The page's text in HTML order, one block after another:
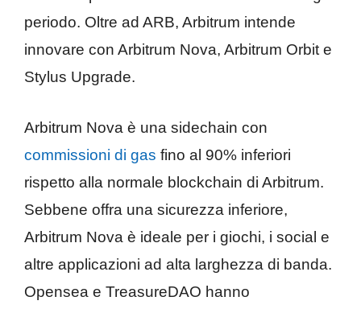
periodo. Oltre ad ARB, Arbitrum intende
innovare con Arbitrum Nova, Arbitrum Orbit e
Stylus Upgrade.
Arbitrum Nova è una sidechain con
commissioni di gas fino al 90% inferiori
rispetto alla normale blockchain di Arbitrum.
Sebbene offra una sicurezza inferiore,
Arbitrum Nova è ideale per i giochi, i social e
altre applicazioni ad alta larghezza di banda.
Opensea e TreasureDAO hanno